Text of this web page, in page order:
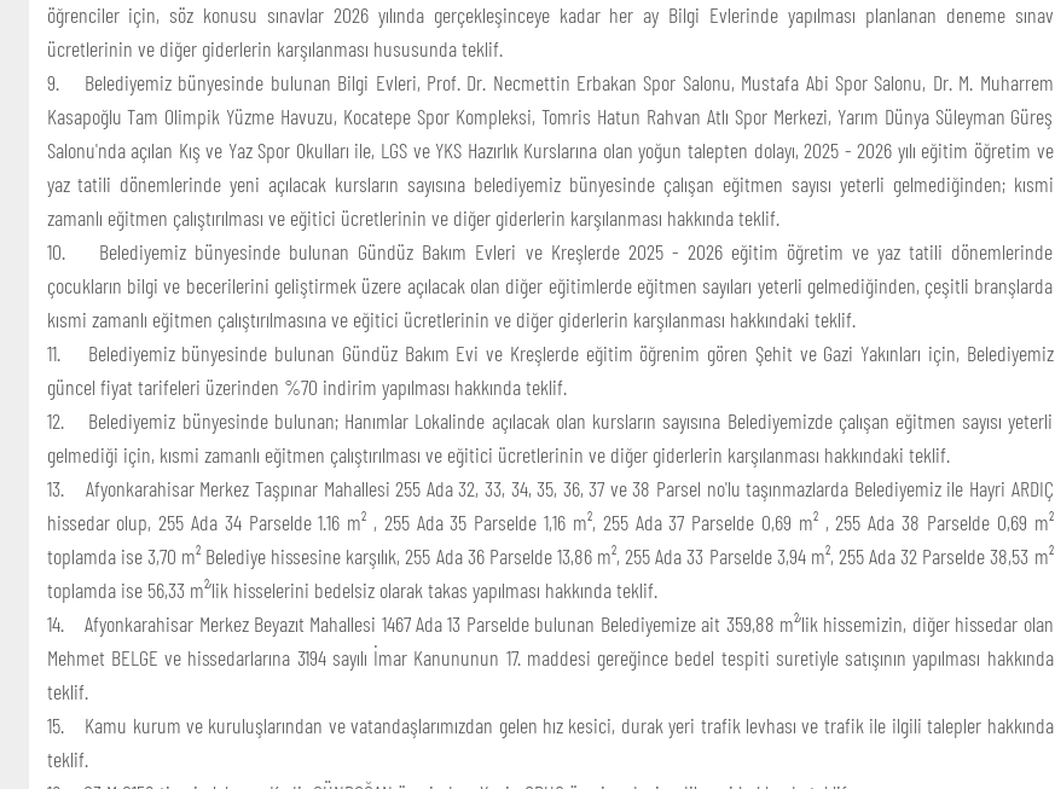
öğrenciler için, söz konusu sınavlar 2026 yılında gerçekleşinceye kadar her ay Bilgi Evlerinde yapılması planlanan deneme sınav
ücretlerinin ve diğer giderlerin karşılanması hususunda teklif.
9. Belediyemiz bünyesinde bulunan Bilgi Evleri, Prof. Dr. Necmettin Erbakan Spor Salonu, Mustafa Abi Spor Salonu, Dr. M. Muharrem
Kasapoğlu Tam Olimpik Yüzme Havuzu, Kocatepe Spor Kompleksi, Tomris Hatun Rahvan Atlı Spor Merkezi, Yarım Dünya Süleyman Güreş
Salonu'nda açılan Kış ve Yaz Spor Okulları ile, LGS ve YKS Hazırlık Kurslarına olan yoğun talepten dolayı, 2025 - 2026 yılı eğitim öğretim ve
yaz tatili dönemlerinde yeni açılacak kursların sayısına belediyemiz bünyesinde çalışan eğitmen sayısı yeterli gelmediğinden; kısmi
zamanlı eğitmen çalıştırılması ve eğitici ücretlerinin ve diğer giderlerin karşılanması hakkında teklif.
10. Belediyemiz bünyesinde bulunan Gündüz Bakım Evleri ve Kreşlerde 2025 - 2026 eğitim öğretim ve yaz tatili dönemlerinde
çocukların bilgi ve becerilerini geliştirmek üzere açılacak olan diğer eğitimlerde eğitmen sayıları yeterli gelmediğinden, çeşitli branşlarda
kısmi zamanlı eğitmen çalıştırılmasına ve eğitici ücretlerinin ve diğer giderlerin karşılanması hakkındaki teklif.
11. Belediyemiz bünyesinde bulunan Gündüz Bakım Evi ve Kreşlerde eğitim öğrenim gören Şehit ve Gazi Yakınları için, Belediyemiz
güncel fiyat tarifeleri üzerinden %70 indirim yapılması hakkında teklif.
12. Belediyemiz bünyesinde bulunan; Hanımlar Lokalinde açılacak olan kursların sayısına Belediyemizde çalışan eğitmen sayısı yeterli
gelmediği için, kısmi zamanlı eğitmen çalıştırılması ve eğitici ücretlerinin ve diğer giderlerin karşılanması hakkındaki teklif.
13. Afyonkarahisar Merkez Taşpınar Mahallesi 255 Ada 32, 33, 34, 35, 36, 37 ve 38 Parsel no'lu taşınmazlarda Belediyemiz ile Hayri ARDIÇ
hissedar olup, 255 Ada 34 Parselde 1.16 m² , 255 Ada 35 Parselde 1,16 m², 255 Ada 37 Parselde 0,69 m² , 255 Ada 38 Parselde 0,69 m²
toplamda ise 3,70 m² Belediye hissesine karşılık, 255 Ada 36 Parselde 13,86 m², 255 Ada 33 Parselde 3,94 m², 255 Ada 32 Parselde 38,53 m²
toplamda ise 56,33 m²’lik hisselerini bedelsiz olarak takas yapılması hakkında teklif.
14. Afyonkarahisar Merkez Beyazıt Mahallesi 1467 Ada 13 Parselde bulunan Belediyemize ait 359,88 m²’lik hissemizin, diğer hissedar olan
Mehmet BELGE ve hissedarlarına 3194 sayılı İmar Kanununun 17. maddesi gereğince bedel tespiti suretiyle satışının yapılması hakkında
teklif.
15. Kamu kurum ve kuruluşlarından ve vatandaşlarımızdan gelen hız kesici, durak yeri trafik levhası ve trafik ile ilgili talepler hakkında
teklif.